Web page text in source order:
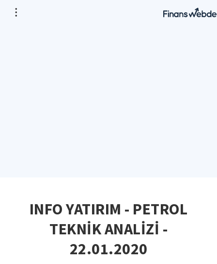
INFO YATIRIM - PETROL
TEKNİK ANALİZİ -
22.01.2020